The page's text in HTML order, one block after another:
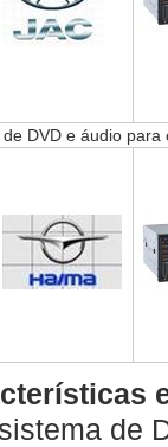
DVD e áudio para
de